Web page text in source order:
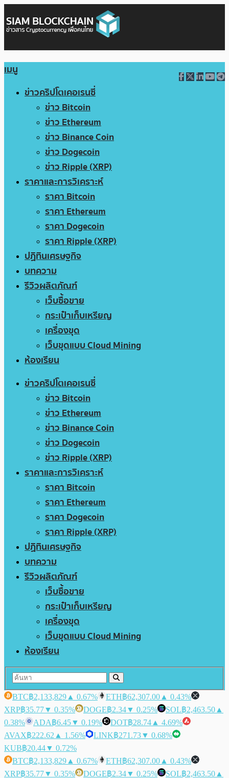
เมนู
ข่าวคริปโตเคอเรนซี่
ข่าว Bitcoin
ข่าว Ethereum
ข่าว Binance Coin
ข่าว Dogecoin
ข่าว Ripple (XRP)
ราคาและการวิเคราะห์
ราคา Bitcoin
ราคา Ethereum
ราคา Dogecoin
ราคา Ripple (XRP)
ปฏิทินเศรษฐกิจ
บทความ
รีวิวผลิตภัณฑ์
เว็บซื้อขาย
กระเป๋าเก็บเหรียญ
เครื่องขุด
เว็บขุดแบบ Cloud Mining
ห้องเรียน
ข่าวคริปโตเคอเรนซี่
ข่าว Bitcoin
ข่าว Ethereum
ข่าว Binance Coin
ข่าว Dogecoin
ข่าว Ripple (XRP)
ราคาและการวิเคราะห์
ราคา Bitcoin
ราคา Ethereum
ราคา Dogecoin
ราคา Ripple (XRP)
ปฏิทินเศรษฐกิจ
บทความ
รีวิวผลิตภัณฑ์
เว็บซื้อขาย
กระเป๋าเก็บเหรียญ
เครื่องขุด
เว็บขุดแบบ Cloud Mining
ห้องเรียน
BTC฿2,133,829 ▲ 0.67% ETH฿62,307.00 ▲ 0.43%
XRP฿35.77▼ 0.35% DOGE฿2.34▼ 0.25% SOL฿2,463.50 ▲
0.38%
ADA฿6.45▼ 0.19% DOT฿28.74 ▲ 4.69%
AVAX฿222.62 ▲ 1.56% LINK฿271.73▼ 0.68%
KUB฿20.44▼ 0.72%
BTC฿2,133,829 ▲ 0.67% ETH฿62,307.00 ▲ 0.43%
XRP฿35.77▼ 0.35% DOGE฿2.34▼ 0.25% SOL฿2,463.50 ▲